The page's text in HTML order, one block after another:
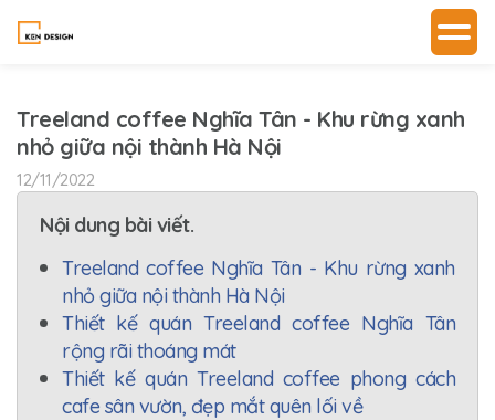
Treeland coffee Nghĩa Tân - Khu rừng xanh
nhỏ giữa nội thành Hà Nội
12/11/2022
Nội dung bài viết.
Treeland coffee Nghĩa Tân - Khu rừng xanh
nhỏ giữa nội thành Hà Nội
Thiết kế quán Treeland coffee Nghĩa Tân
rộng rãi thoáng mát
Thiết kế quán Treeland coffee phong cách
cafe sân vườn, đẹp mắt quên lối về